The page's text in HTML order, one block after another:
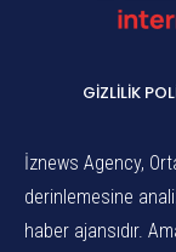
GIZLILIK
İznews Agency,
derinlemesine
haber ajansıdır.